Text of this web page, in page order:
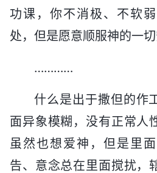
功课，你不消极、不软
处，但是愿意顺服神的一切
…………
什么是出于撒但的作
面异象模糊，没有正常人
虽然也想爱神，但是里
告、意念总在里面搅扰，